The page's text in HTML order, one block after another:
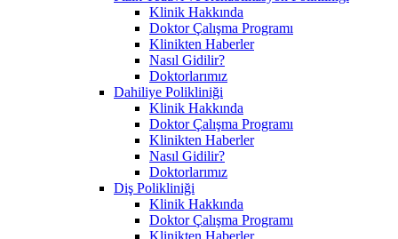
Klinik Hakkında
Doktor Çalışma Programı
Klinikten Haberler
Nasıl Gidilir?
Doktorlarımız
Dahiliye Polikliniği
Klinik Hakkında
Doktor Çalışma Programı
Klinikten Haberler
Nasıl Gidilir?
Doktorlarımız
Diş Polikliniği
Klinik Hakkında
Doktor Çalışma Programı
Klinikten Haberler